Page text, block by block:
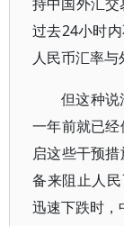
过去24小时
人民币汇率与
但这种说
一年前就已
启这些干预
备来阻止人
迅速下跌时，